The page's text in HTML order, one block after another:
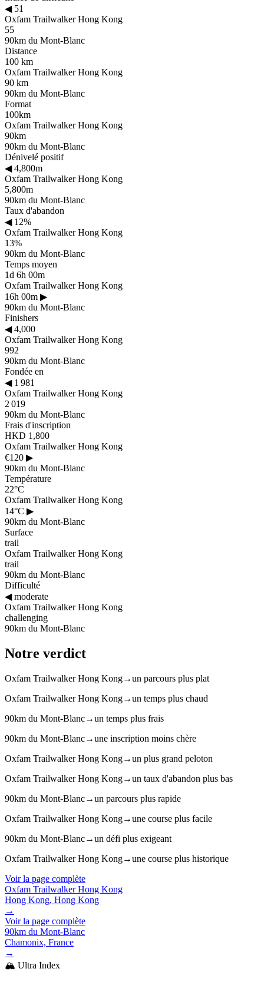
◀51
Oxfam Trailwalker Hong Kong
55
90km du Mont-Blanc
Distance
100 km
Oxfam Trailwalker Hong Kong
90 km
90km du Mont-Blanc
Format
100km
Oxfam Trailwalker Hong Kong
90km
90km du Mont-Blanc
Dénivelé positif
◀4,800m
Oxfam Trailwalker Hong Kong
5,800m
90km du Mont-Blanc
Taux d'abandon
◀12%
Oxfam Trailwalker Hong Kong
13%
90km du Mont-Blanc
Temps moyen
1d 6h 00m
Oxfam Trailwalker Hong Kong
16h 00m ▶
90km du Mont-Blanc
Finishers
◀4,000
Oxfam Trailwalker Hong Kong
992
90km du Mont-Blanc
Fondée en
◀1 981
Oxfam Trailwalker Hong Kong
2 019
90km du Mont-Blanc
Frais d'inscription
HKD 1,800
Oxfam Trailwalker Hong Kong
€120 ▶
90km du Mont-Blanc
Température
22°C
Oxfam Trailwalker Hong Kong
14°C ▶
90km du Mont-Blanc
Surface
trail
Oxfam Trailwalker Hong Kong
trail
90km du Mont-Blanc
Difficulté
◀moderate
Oxfam Trailwalker Hong Kong
challenging
90km du Mont-Blanc
Notre verdict
Oxfam Trailwalker Hong Kong→un parcours plus plat
Oxfam Trailwalker Hong Kong→un temps plus chaud
90km du Mont-Blanc→un temps plus frais
90km du Mont-Blanc→une inscription moins chère
Oxfam Trailwalker Hong Kong→un plus grand peloton
Oxfam Trailwalker Hong Kong→un taux d'abandon plus bas
90km du Mont-Blanc→un parcours plus rapide
Oxfam Trailwalker Hong Kong→une course plus facile
90km du Mont-Blanc→un défi plus exigeant
Oxfam Trailwalker Hong Kong→une course plus historique
Voir la page complète
Oxfam Trailwalker Hong Kong
Hong Kong, Hong Kong
→
Voir la page complète
90km du Mont-Blanc
Chamonix, France
→
🏔️ Ultra Index